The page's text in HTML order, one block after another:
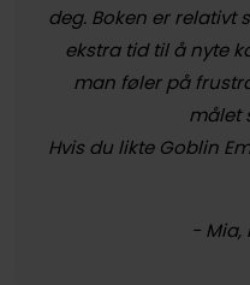
deg. Boken er relativt
ekstra tid til å nyte
man føler på
målet
Hvis du likte Goblin
- Mia,